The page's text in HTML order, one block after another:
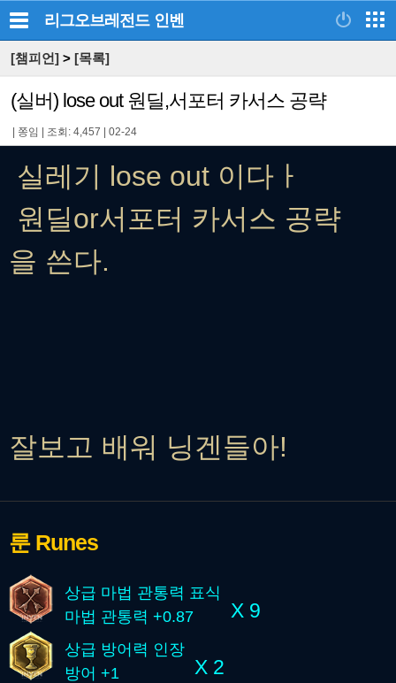
리그오브레전드 인벤
[챔피언] > [목록]
(실버) lose out 원딜,서포터 카서스 공략
쫑임 조회: 4,457 02-24
실레기 lose out 이다ㅏ
원딜or서포터 카서스 공략
을 쓴다.
잘보고 배워 닝겐들아!
룬 Runes
상급 마법 관통력 표식
마법 관통력 +0.87
X 9
상급 방어력 인장
방어 +1
X 2